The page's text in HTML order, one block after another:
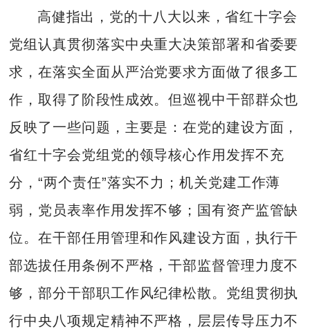
高健指出，党的十八大以来，省红十字会
党组认真贯彻落实中央重大决策部署和省委要
求，在落实全面从严治党要求方面做了很多工
作，取得了阶段性成效。但巡视中干部群众也
反映了一些问题，主要是：在党的建设方面，
省红十字会党组党的领导核心作用发挥不充
分，“两个责任”落实不力；机关党建工作薄
弱，党员表率作用发挥不够；国有资产监管缺
位。在干部任用管理和作风建设方面，执行干
部选拔任用条例不严格，干部监督管理力度不
够，部分干部职工作风纪律松散。党组贯彻执
行中央八项规定精神不严格，层层传导压力不